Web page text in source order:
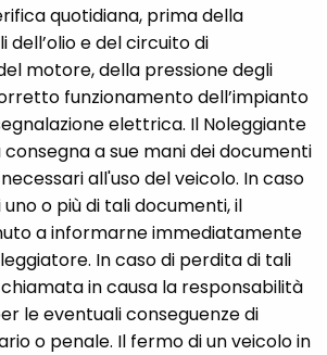
quotidiana, prima della
dell’olio e del circuito di
motore, della pressione degli
funzionamento dell’impianto
elettrica. Il Noleggiante
a sue mani dei documenti
all'uso del veicolo. In caso
o più di tali documenti, il
a informarne immediatamente
In caso di perdita di tali
in causa la responsabilità
le eventuali conseguenze di
o penale. Il fermo di un veicolo in